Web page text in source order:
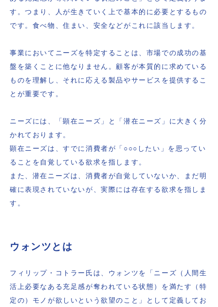
す。つまり、人が生きていく上で基本的に必要とするもの
です。食べ物、住まい、安全などがこれに該当します。
事業においてニーズを特定することは、市場での成功の基
盤を築くことに他なりません。顧客が本質的に求めている
ものを理解し、それに応える製品やサービスを提供するこ
とが重要です。
ニーズには、「顕在ニーズ」と「潜在ニーズ」に大きく分
かれております。
顕在ニーズは、すでに消費者が「○○○したい」を思ってい
ることを自覚している欲求を指します。
また、潜在ニーズは、消費者が自覚していないか、まだ明
確に表現されていないが、実際には存在する欲求を指しま
す。
ウォンツとは
フィリップ・コトラー氏は、ウォンツを「ニーズ（人間生
活上必要なある充足感が奪われている状態）を満たす（特
定の）モノが欲しいという欲望のこと」として定義してお